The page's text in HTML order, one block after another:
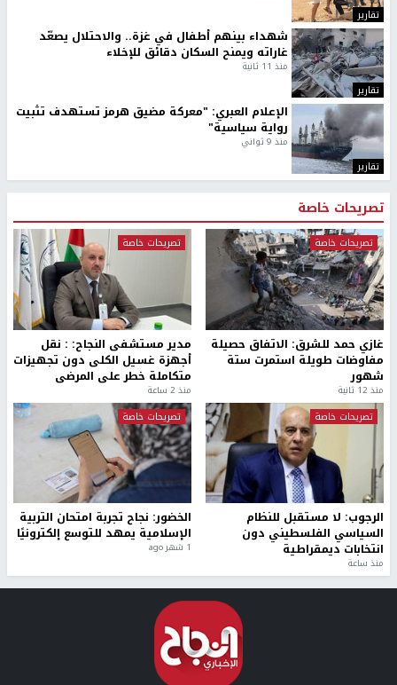
تقارير
تقارير
شهداء بينهم أطفال في غزة.. والاحتلال يصعّد
غاراته ويمنح السكان دقائق للإخلاء
منذ 11 ثانية
تقارير
الإعلام العبري: "معركة مضيق هرمز تستهدف تثبيت
رواية سياسية"
منذ 9 ثواني
تصريحات خاصة
تصريحات خاصة
غازي حمد للشرق: الاتفاق حصيلة
مفاوضات طويلة استمرت ستة
شهور
منذ 12 ثانية
تصريحات خاصة
مدير مستشفى النجاح: : نقل
أجهزة غسيل الكلى دون تجهيزات
متكاملة خطر على المرضى
منذ 2 ساعة
تصريحات خاصة
الرجوب: لا مستقبل للنظام
السياسي الفلسطيني دون
انتخابات ديمقراطية
منذ ساعة
تصريحات خاصة
الخضور: نجاح تجربة امتحان التربية
الإسلامية يمهد للتوسع إلكترونيًا
1 شهر ago